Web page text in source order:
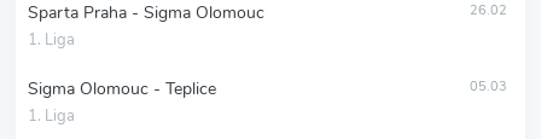
Sparta Praha - Sigma Olomouc
1. Liga
26.02
Sigma Olomouc - Teplice
1. Liga
05.03